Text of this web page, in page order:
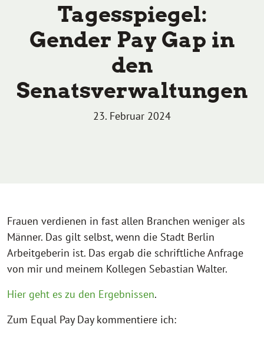
Tagesspiegel:
Gender Pay Gap in
den
Senatsverwaltungen
23. Februar 2024
Frauen verdienen in fast allen Branchen weniger als
Männer. Das gilt selbst, wenn die Stadt Berlin
Arbeitgeberin ist. Das ergab die schriftliche Anfrage
von mir und meinem Kollegen Sebastian Walter.
Hier geht es zu den Ergebnissen.
Zum Equal Pay Day kommentiere ich: